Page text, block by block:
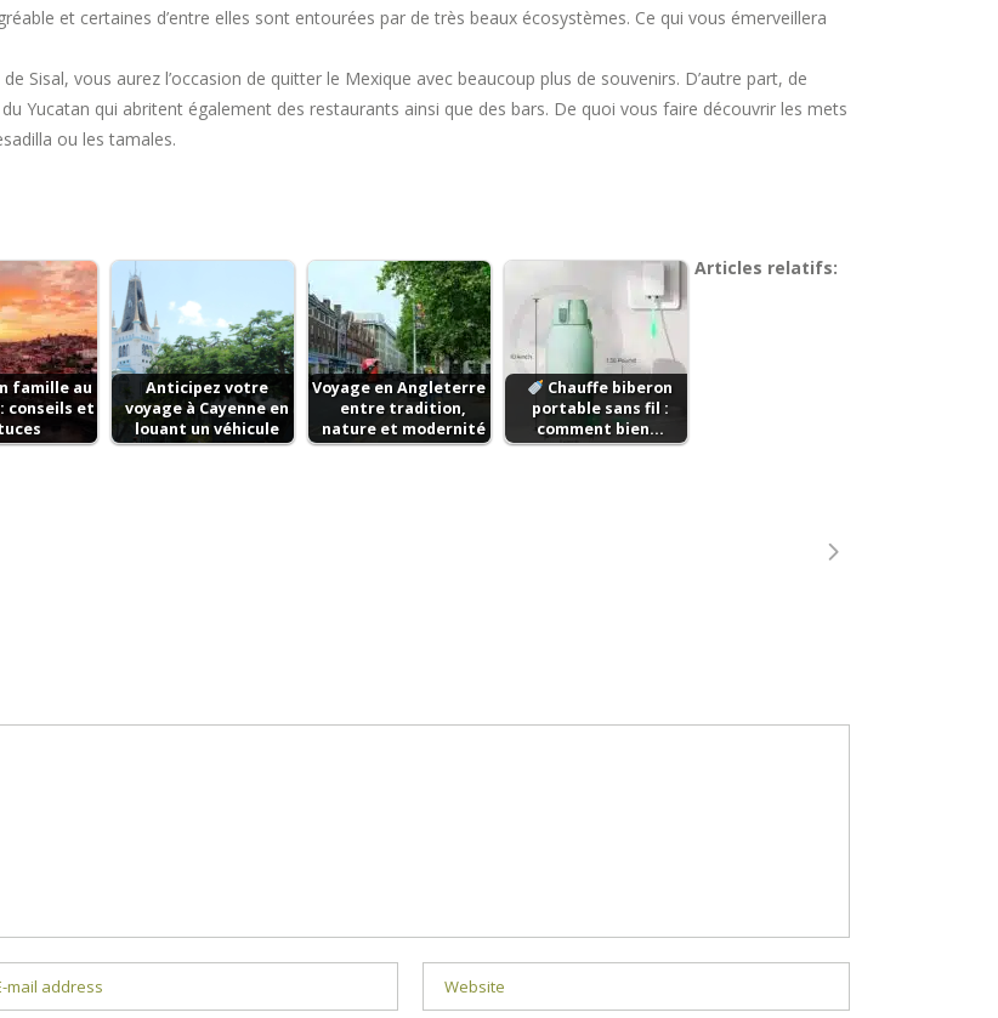
et certaines d’entre elles sont entourées par de très beaux écosystèmes. Ce qui vous émerveillera
Sisal, vous aurez l’occasion de quitter le Mexique avec beaucoup plus de souvenirs. D’autre part, de
Yucatan qui abritent également des restaurants ainsi que des bars. De quoi vous faire découvrir les mets
ou les tamales.
Articles relatifs:
famille au
conseils et
Anticipez votre
voyage à Cayenne en
louant un véhicule
Voyage en Angleterre :
entre tradition,
nature et modernité
Chauffe biberon
portable sans fil :
comment bien…